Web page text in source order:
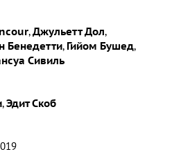
,Джульетт Дол,
Бенедетти, Гийом Бушед,
Сивиль
,Эдит Скоб